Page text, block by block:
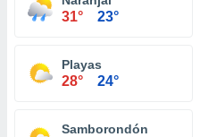
31° 23°
Playas
28° 24°
Samborondón